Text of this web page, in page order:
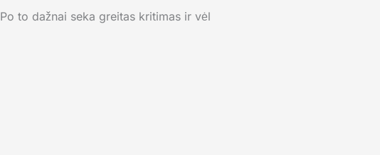
to dažnai seka greitas kritimas ir vėl